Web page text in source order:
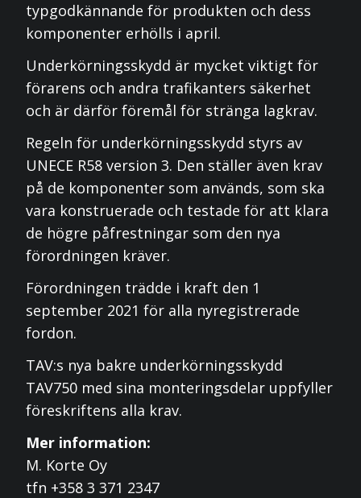
typgodkännande för produkten och dess
komponenter erhölls i april.
Underkörningsskydd är mycket viktigt för
förarens och andra trafikanters säkerhet
och är därför föremål för stränga lagkrav.
Regeln för underkörningsskydd styrs av
UNECE R58 version 3. Den ställer även krav
på de komponenter som används, som ska
vara konstruerade och testade för att klara
de högre påfrestningar som den nya
förordningen kräver.
Förordningen trädde i kraft den 1
september 2021 för alla nyregistrerade
fordon.
TAV:s nya bakre underkörningsskydd
TAV750 med sina monteringsdelar uppfyller
föreskriftens alla krav.
Mer information:
M. Korte Oy
tfn +358 3 371 2347